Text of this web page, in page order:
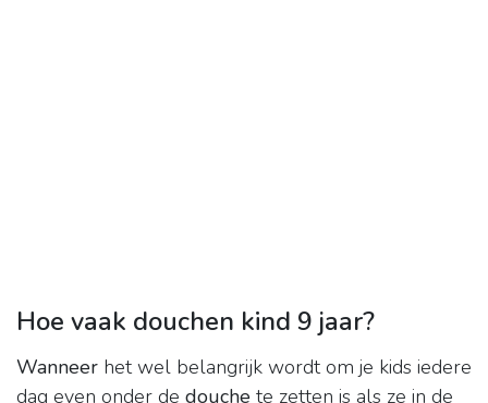
Hoe vaak douchen kind 9 jaar?
Wanneer het wel belangrijk wordt om je kids iedere
dag even onder de douche te zetten is als ze in de